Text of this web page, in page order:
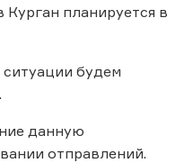
Курган планируется в
будем
данную
отправлений.